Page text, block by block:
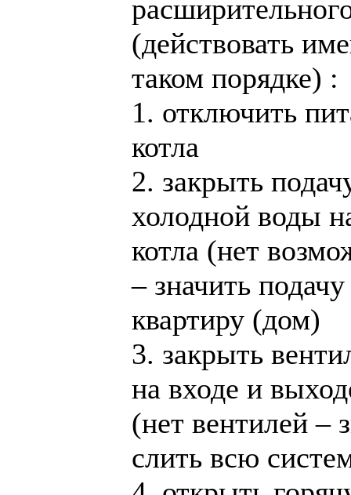
(действовать
таком порядке) :
1. отключить
котла
2. закрыть
холодной воды
котла (нет
– значить
квартиру (дом)
3. закрыть
на входе и
(нет вентилей –
слить всю